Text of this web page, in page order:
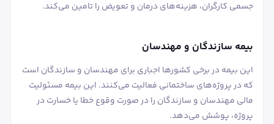
جسمی کارگران، هزینه‌های درمان و تعویض را تامین می‌کند.
بیمه سازندگان و مهندسان
این بیمه در برخی کشورها اجباری برای مهندسان و سازندگان است
که در پروژه‌های ساختمانی فعالیت می‌کنند. این بیمه مسئولیت
مالی مهندسان و سازندگان را در صورت وقوع خطا یا خسارت در
پروژه، پوشش می‌دهد.